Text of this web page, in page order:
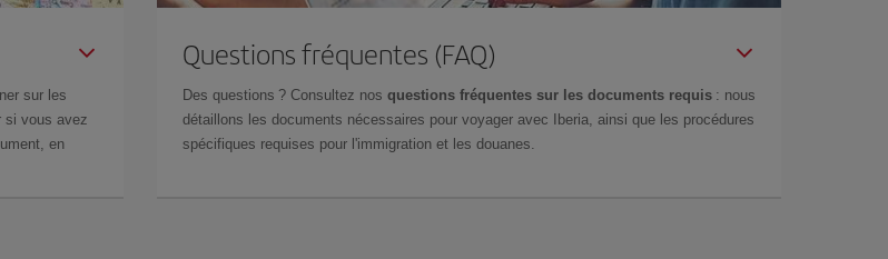
sur les
si vous avez
en
Questions fréquentes (FAQ)
Des questions ? Consultez nos questions fréquentes sur les documents requis : nous
détaillons les documents nécessaires pour voyager avec Iberia, ainsi que les procédures
spécifiques requises pour l'immigration et les douanes.